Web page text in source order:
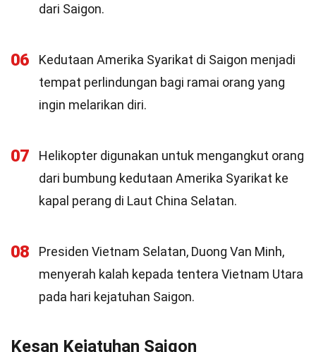
dari Saigon.
06
Kedutaan Amerika Syarikat di Saigon menjadi
tempat perlindungan bagi ramai orang yang
ingin melarikan diri.
07
Helikopter digunakan untuk mengangkut orang
dari bumbung kedutaan Amerika Syarikat ke
kapal perang di Laut China Selatan.
08
Presiden Vietnam Selatan, Duong Van Minh,
menyerah kalah kepada tentera Vietnam Utara
pada hari kejatuhan Saigon.
Kesan Kejatuhan Saigon